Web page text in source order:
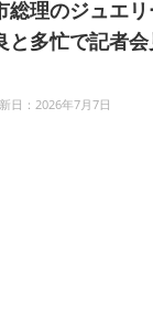
総理のジュエ
と多忙で記者
日：2026年7月7日